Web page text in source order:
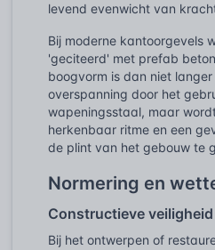
levend evenwicht van
Bij moderne kantoorgevels
'geciteerd' met prefab
boogvorm is dan niet
overspanning door het
wapeningsstaal, maar
herkenbaar ritme en een
de plint van het gebouw te
Normering en
Constructieve
Bij het ontwerpen of